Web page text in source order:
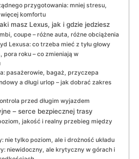
przygotowania: mniej stresu,
komfortu
masz Lexus, jak i gdzie jedziesz
coupe – różne auta, różne obciążenia
Lexusa: co trzeba mieć z tyłu głowy
pora roku – co zmieniają w
pasażerowie, bagaż, przyczepa
a długi urlop – jak dobrać zakres
przed długim wyjazdem
– serce bezpiecznej trasy
jakość i realny przebieg między
nie tylko poziom, ale i drożność układu
niewidoczny, ale krytyczny w górach i